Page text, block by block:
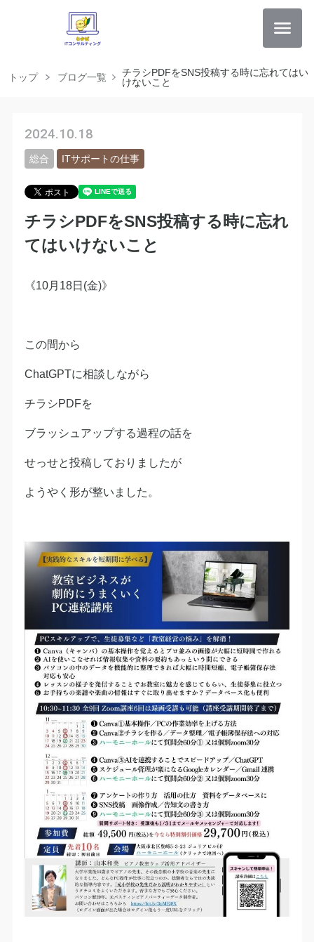
トップ ブログ一覧
チラシPDFをSNS投稿する時に忘れてはい
けないこと
2024.10.18
総合 ITサポートの仕事
チラシPDFをSNS投稿する時に忘れ
てはいけないこと
《10月18日(金)》
この間から
ChatGPTに相談しながら
チラシPDFを
ブラッシュアップする過程の話を
せっせと投稿しておりましたが
ようやく形が整いました。